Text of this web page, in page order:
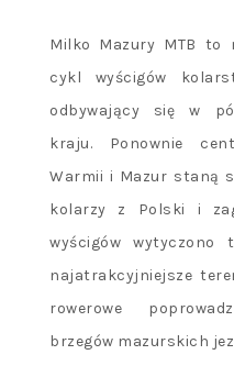
Milko Mazury MTB to
cykl wyścigów
odbywający się w
kraju. Ponownie
Warmii i Mazur staną
kolarzy z Polski i
wyścigów wytyczono
najatrakcyjniejsze
rowerowe
brzegów mazurskich